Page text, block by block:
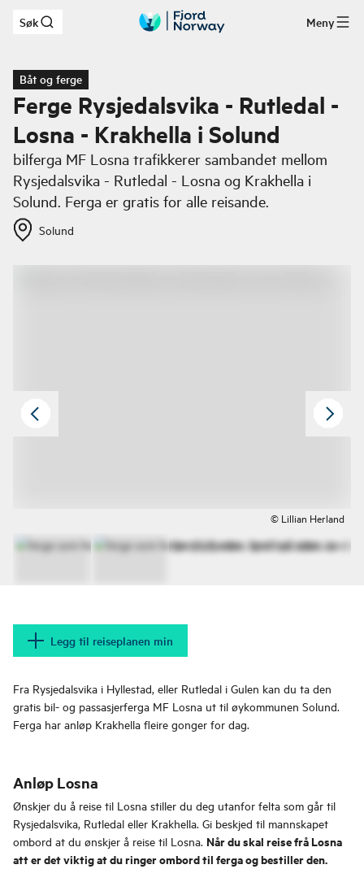
Hopp til hovedinnhold
Søk Meny
Båt og ferge
Ferge Rysjedalsvika - Rutledal -
Losna - Krakhella i Solund
bilferga MF Losna trafikkerer sambandet mellom
Rysjedalsvika - Rutledal - Losna og Krakhella i
Solund. Ferga er gratis for alle reisande.
Solund
© Lillian Herland
Legg til reiseplanen min
Fra Rysjedalsvika i Hyllestad, eller Rutledal i Gulen kan du ta den
gratis bil- og passasjerferga MF Losna ut til øykommunen Solund.
Ferga har anløp Krakhella fleire gonger for dag.
Anløp Losna
Ønskjer du å reise til Losna stiller du deg utanfor felta som går til
Rysjedalsvika, Rutledal eller Krakhella. Gi beskjed til mannskapet
ombord at du ønskjer å reise til Losna. Når du skal reise frå Losna
att er det viktig at du ringer ombord til ferga og bestiller den.